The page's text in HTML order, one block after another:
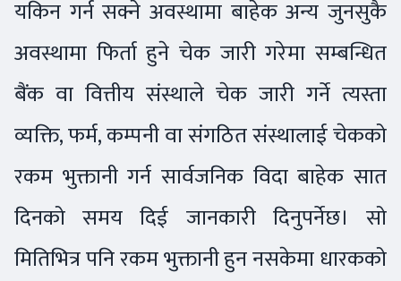
यकिन गर्न सक्ने अवस्थामा बाहेक अन्य जुनसुकै
अवस्थामा फिर्ता हुने चेक जारी गरेमा सम्बन्धित
बैंक वा वित्तीय संस्थाले चेक जारी गर्ने त्यस्ता
व्यक्ति, फर्म, कम्पनी वा संगठित संस्थालाई चेकको
रकम भुक्तानी गर्न सार्वजनिक विदा बाहेक सात
दिनको समय दिई जानकारी दिनुपर्नेछ। सो
मितिभित्र पनि रकम भुक्तानी हुन नसकेमा धारकको